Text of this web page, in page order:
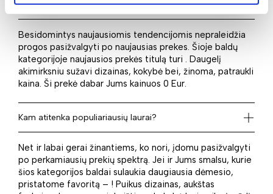
Kas naujo laukia?
Besidomintys naujausiomis tendencijomis nepraleidžia
progos pasižvalgyti po naujausias prekes. Šioje baldų
kategorijoje naujausios prekės titulą turi . Daugelį
akimirksniu sužavi dizainas, kokybė bei, žinoma, patraukli
kaina. Ši prekė dabar Jums kainuos 0 Eur.
Kam atitenka populiariausių laurai?
Net ir labai gerai žinantiems, ko nori, įdomu pasižvalgyti
po perkamiausių prekių spektrą. Jei ir Jums smalsu, kurie
šios kategorijos baldai sulaukia daugiausia dėmesio,
pristatome favoritą – ! Puikus dizainas, aukštas